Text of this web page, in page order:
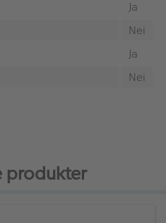
Ja
Nei
Ja
Nei
produkter